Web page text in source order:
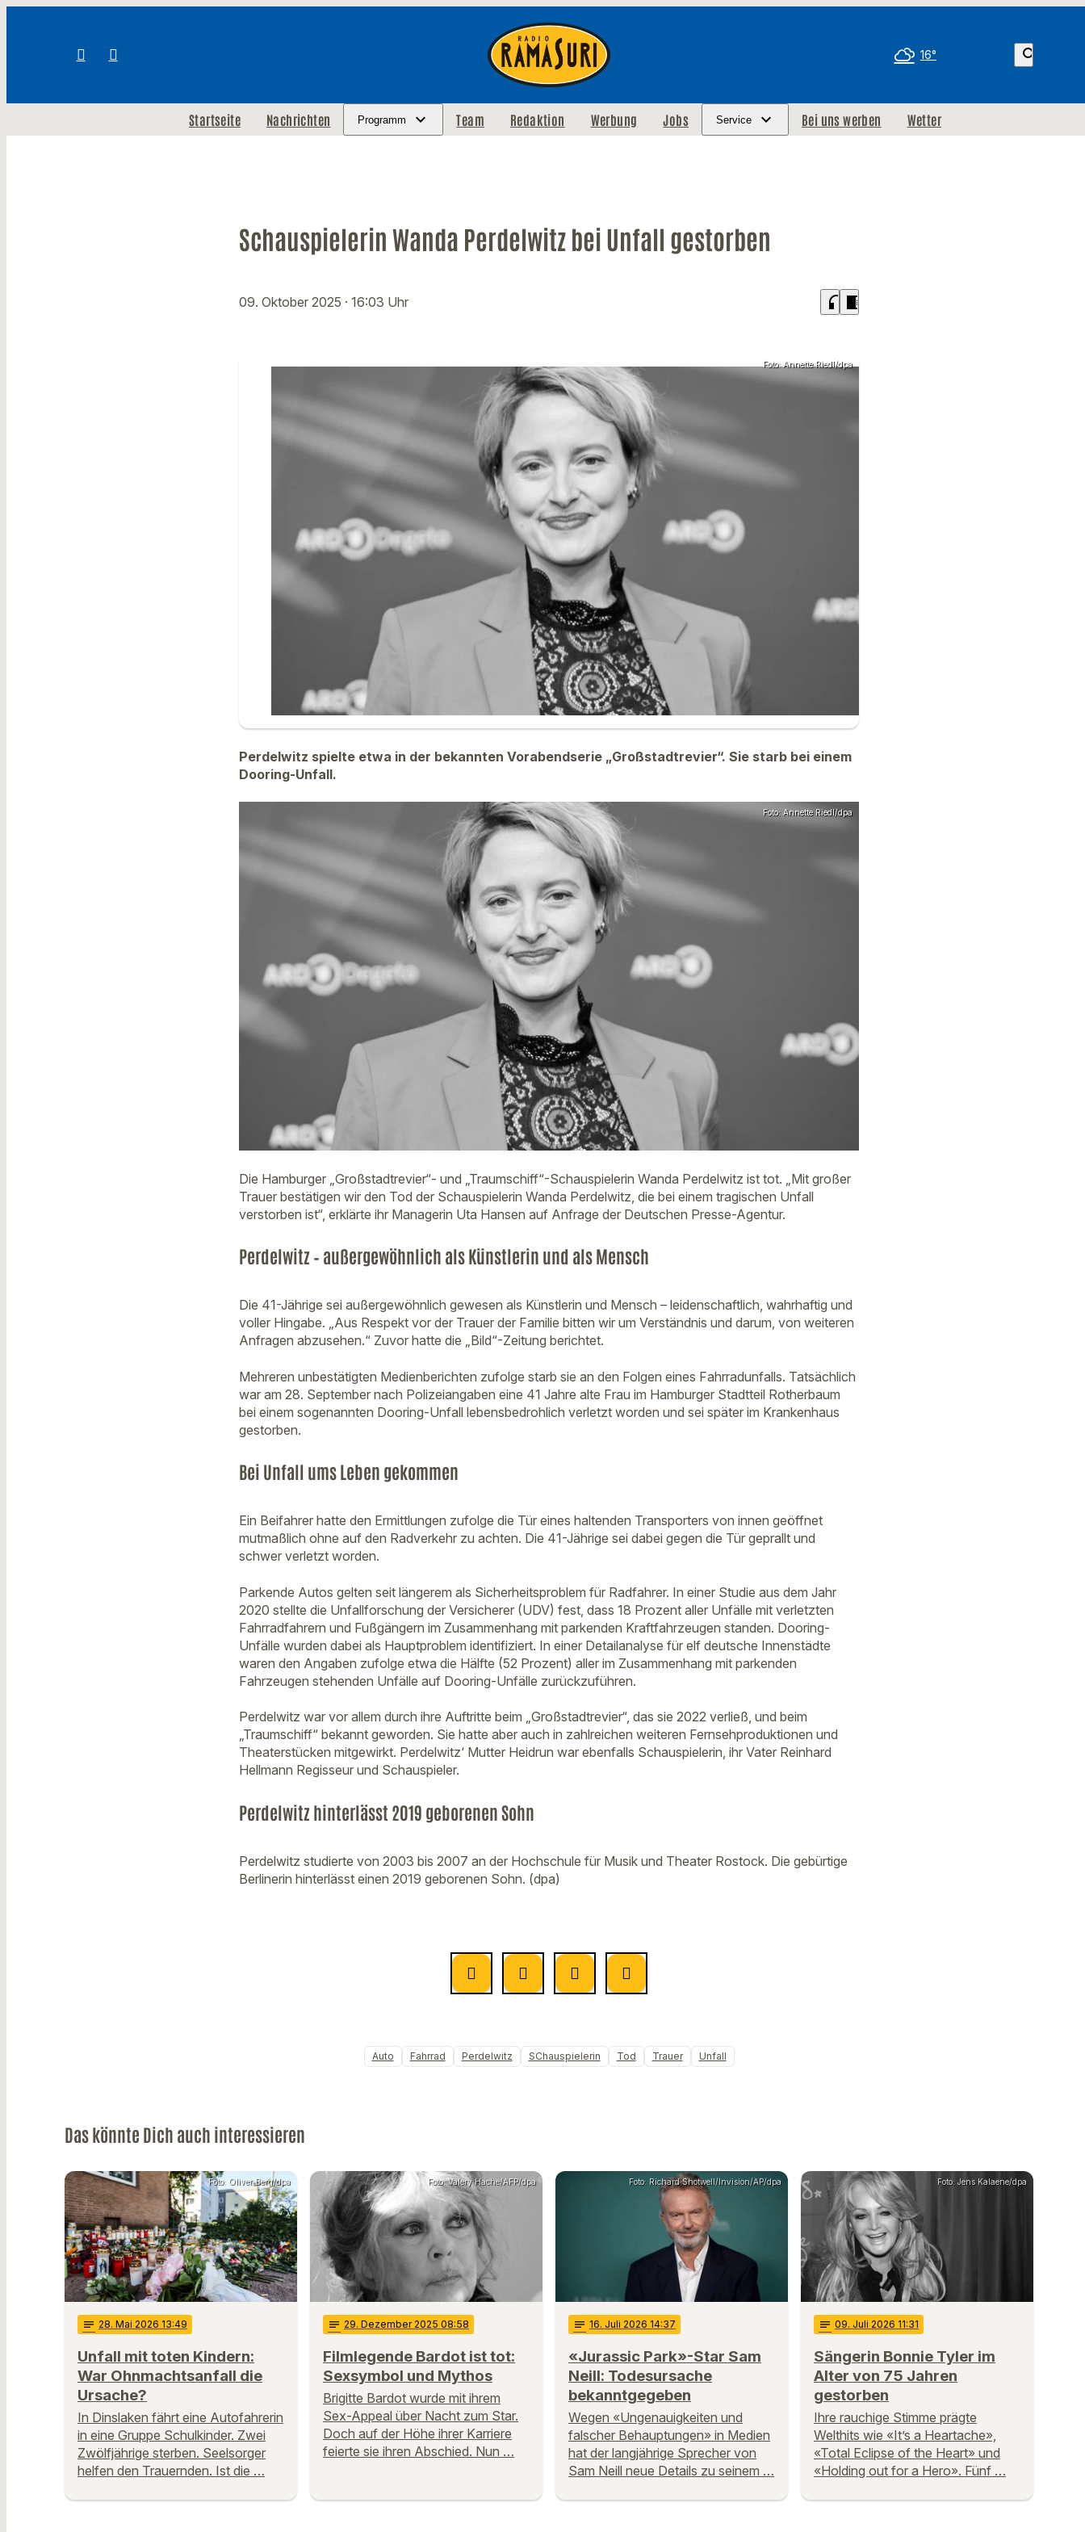
16° search
Startseite Nachrichten Programm Team Redaktion Werbung Jobs Service Bei uns werben Wetter
Schauspielerin Wanda Perdelwitz bei Unfall gestorben
09. Oktober 2025 · 16:03 Uhr headphones chrome_reader_mode
Foto: Annette Riedl/dpa
Perdelwitz spielte etwa in der bekannten Vorabendserie „Großstadtrevier“. Sie starb bei einem
Dooring-Unfall.
Foto: Annette Riedl/dpa
Die Hamburger „Großstadtrevier“- und „Traumschiff“-Schauspielerin Wanda Perdelwitz ist tot. „Mit großer
Trauer bestätigen wir den Tod der Schauspielerin Wanda Perdelwitz, die bei einem tragischen Unfall
verstorben ist“, erklärte ihr Managerin Uta Hansen auf Anfrage der Deutschen Presse-Agentur.
Perdelwitz – außergewöhnlich als Künstlerin und als Mensch
Die 41-Jährige sei außergewöhnlich gewesen als Künstlerin und Mensch – leidenschaftlich, wahrhaftig und
voller Hingabe. „Aus Respekt vor der Trauer der Familie bitten wir um Verständnis und darum, von weiteren
Anfragen abzusehen.“ Zuvor hatte die „Bild“-Zeitung berichtet.
Mehreren unbestätigten Medienberichten zufolge starb sie an den Folgen eines Fahrradunfalls. Tatsächlich
war am 28. September nach Polizeiangaben eine 41 Jahre alte Frau im Hamburger Stadtteil Rotherbaum
bei einem sogenannten Dooring-Unfall lebensbedrohlich verletzt worden und sei später im Krankenhaus
gestorben.
Bei Unfall ums Leben gekommen
Ein Beifahrer hatte den Ermittlungen zufolge die Tür eines haltenden Transporters von innen geöffnet
mutmaßlich ohne auf den Radverkehr zu achten. Die 41-Jährige sei dabei gegen die Tür geprallt und
schwer verletzt worden.
Parkende Autos gelten seit längerem als Sicherheitsproblem für Radfahrer. In einer Studie aus dem Jahr
2020 stellte die Unfallforschung der Versicherer (UDV) fest, dass 18 Prozent aller Unfälle mit verletzten
Fahrradfahrern und Fußgängern im Zusammenhang mit parkenden Kraftfahrzeugen standen. Dooring-
Unfälle wurden dabei als Hauptproblem identifiziert. In einer Detailanalyse für elf deutsche Innenstädte
waren den Angaben zufolge etwa die Hälfte (52 Prozent) aller im Zusammenhang mit parkenden
Fahrzeugen stehenden Unfälle auf Dooring-Unfälle zurückzuführen.
Perdelwitz war vor allem durch ihre Auftritte beim „Großstadtrevier“, das sie 2022 verließ, und beim
„Traumschiff“ bekannt geworden. Sie hatte aber auch in zahlreichen weiteren Fernsehproduktionen und
Theaterstücken mitgewirkt. Perdelwitz‘ Mutter Heidrun war ebenfalls Schauspielerin, ihr Vater Reinhard
Hellmann Regisseur und Schauspieler.
Perdelwitz hinterlässt 2019 geborenen Sohn
Perdelwitz studierte von 2003 bis 2007 an der Hochschule für Musik und Theater Rostock. Die gebürtige
Berlinerin hinterlässt einen 2019 geborenen Sohn. (dpa)
Auto Fahrrad Perdelwitz SChauspielerin Tod Trauer Unfall
Das könnte Dich auch interessieren
Foto: Oliver Berg/dpa
notes 28. Mai 2026 13:49
Unfall mit toten Kindern:
War Ohnmachtsanfall die
Ursache?
In Dinslaken fährt eine Autofahrerin
in eine Gruppe Schulkinder. Zwei
Zwölfjährige sterben. Seelsorger
helfen den Trauernden. Ist die …
Foto: Valery Hache/AFP/dpa
notes 29. Dezember 2025 08:58
Filmlegende Bardot ist tot:
Sexsymbol und Mythos
Brigitte Bardot wurde mit ihrem
Sex-Appeal über Nacht zum Star.
Doch auf der Höhe ihrer Karriere
feierte sie ihren Abschied. Nun …
Foto: Richard Shotwell/Invision/AP/dpa
notes 16. Juli 2026 14:37
«Jurassic Park»-Star Sam
Neill: Todesursache
bekanntgegeben
Wegen «Ungenauigkeiten und
falscher Behauptungen» in Medien
hat der langjährige Sprecher von
Sam Neill neue Details zu seinem …
Foto: Jens Kalaene/dpa
notes 09. Juli 2026 11:31
Sängerin Bonnie Tyler im
Alter von 75 Jahren
gestorben
Ihre rauchige Stimme prägte
Welthits wie «It’s a Heartache»,
«Total Eclipse of the Heart» und
«Holding out for a Hero». Fünf …